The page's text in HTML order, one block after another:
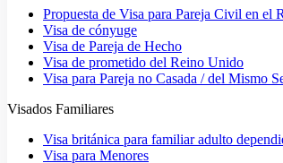
Propuesta de Visa para Pareja Civil en el
Visa de cónyuge
Visa de Pareja de Hecho
Visa de prometido del Reino Unido
Visa para Pareja no Casada / del Mismo
Visados Familiares
Visa británica para familiar adulto
Visa para Menores